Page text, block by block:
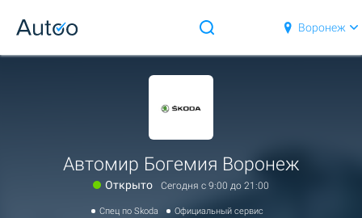
Воронеж
Автомир Богемия Воронеж
Открыто Сегодня c 9:00 до 21:00
Спец по Skoda Официальный сервис